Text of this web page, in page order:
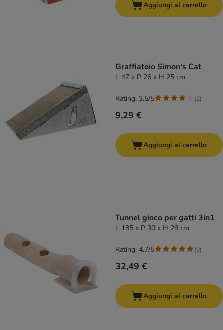
Aggiungi al carrello
Graffiatoio Simon's Cat
L 47 x P 26 x H 25 cm
9,29 €
Rating: 3.5/5 (2)
Aggiungi al carrello
Tunnel gioco per gatti 3in1
L 185 x P 30 x H 28 cm
32,49 €
Rating: 4.7/5 (9)
Aggiungi al carrello